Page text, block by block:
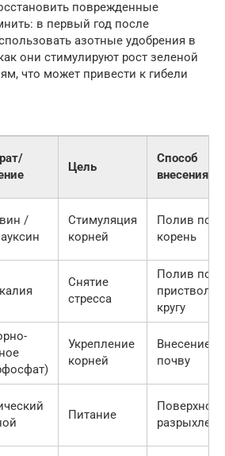
поврежденные
в первый год после
азотные удобрения в
они стимулируют рост зеленой
что может привести к гибели
Цель
Способ
внесения
/
Стимуляция
корней
Полив под
корень
Снятие
стресса
Полив по
кругу
Укрепление
корней
Внесение в
почву
Питание